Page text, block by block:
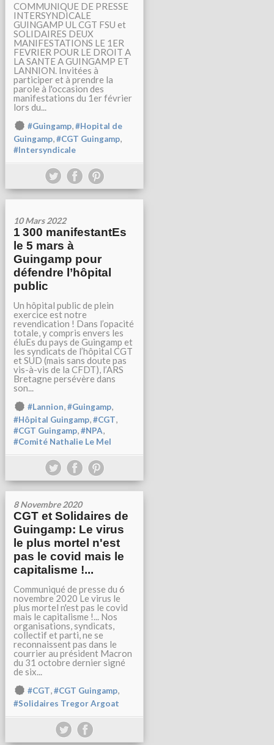
COMMUNIQUE DE PRESSE
INTERSYNDICALE
GUINGAMP UL CGT FSU et
SOLIDAIRES DEUX
MANIFESTATIONS LE 1ER
FEVRIER POUR LE DROIT A
LA SANTE A GUINGAMP ET
LANNION. Invitées à
participer et à prendre la
parole à l'occasion des
manifestations du 1er février
lors du...
#Guingamp,#Hopital de
Guingamp,#CGT Guingamp,
#Intersyndicale
10 Mars 2022
1 300 manifestantEs
le 5 mars à
Guingamp pour
défendre l’hôpital
public
Un hôpital public de plein
exercice est notre
revendication ! Dans l’opacité
totale, y compris envers les
éluEs du pays de Guingamp et
les syndicats de l’hôpital CGT
et SUD (mais sans doute pas
vis-à-vis de la CFDT), l’ARS
Bretagne persévère dans
son...
#Lannion,#Guingamp,
#Hôpital Guingamp,#CGT,
#CGT Guingamp,#NPA,
#Comité Nathalie Le Mel
8 Novembre 2020
CGT et Solidaires de
Guingamp: Le virus
le plus mortel n'est
pas le covid mais le
capitalisme !...
Communiqué de presse du 6
novembre 2020 Le virus le
plus mortel n'est pas le covid
mais le capitalisme !... Nos
organisations, syndicats,
collectif et parti, ne se
reconnaissent pas dans le
courrier au président Macron
du 31 octobre dernier signé
de six...
#CGT,#CGT Guingamp,
#Solidaires Tregor Argoat